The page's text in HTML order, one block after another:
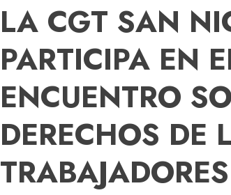
LA CGT SAN
PARTICIPA EN
ENCUENTRO
DERECHOS DE
TRABAJADORES